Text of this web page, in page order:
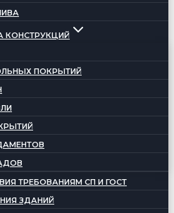
КОНСТРУКЦИЙ
ПОКРЫТИЙ
ТРЕБОВАНИЯМ СП И ГОСТ
ЗДАНИЙ